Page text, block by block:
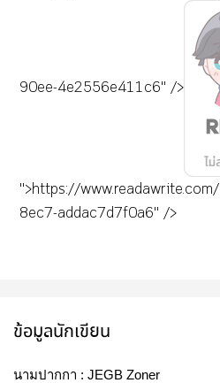
90ee-4e2556e411c6" />
">https://
8ec7-addac7d7f0a6" />
ข้อมูลนักเขียน
นามปากกา : JEGB Zoner